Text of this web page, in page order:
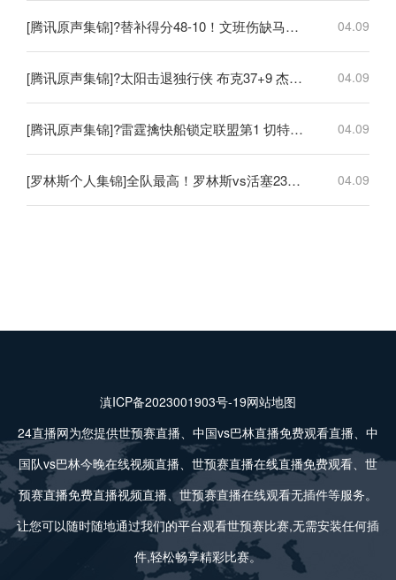
[腾讯原声集锦]?替补得分48-10！文班伤缺马刺轻取开拓者 福克斯25+5+7 04.09
[腾讯原声集锦]?太阳击退独行侠 布克37+9 杰伦·格林伤退 弗拉格19中4 04.09
[腾讯原声集锦]?雷霆擒快船锁定联盟第1 切特30+14 SGA20+11 小卡连续56场20+ 04.09
[罗林斯个人集锦]全队最高！罗林斯vs活塞23分6助！集锦 04.09
滇ICP备2023001903号-19网站地图
24直播网为您提供世预赛直播、中国vs巴林直播免费观看直播、中
国队vs巴林今晚在线视频直播、世预赛直播在线直播免费观看、世
预赛直播免费直播视频直播、世预赛直播在线观看无插件等服务。
让您可以随时随地通过我们的平台观看世预赛比赛,无需安装任何插
件,轻松畅享精彩比赛。